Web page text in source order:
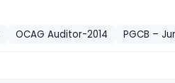
OCAG Auditor-2014 PGCB –